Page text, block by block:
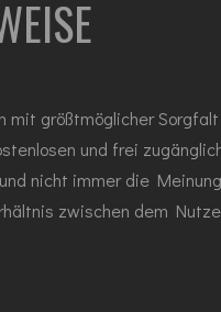
größtmöglicher
und frei
nicht immer die
zwischen dem